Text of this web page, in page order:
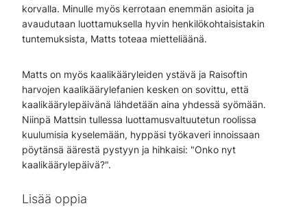
korvalla. Minulle myös kerrotaan enemmän asioita ja
avaudutaan luottamuksella hyvin henkilökohtaisistakin
tuntemuksista, Matts toteaa mietteliäänä.
Matts on myös kaalikääryleiden ystävä ja Raisoftin
harvojen kaalikäärylefanien kesken on sovittu, että
kaalikäärylepäivänä lähdetään aina yhdessä syömään.
Niinpä Mattsin tullessa luottamusvaltuutetun roolissa
kuulumisia kyselemään, hyppäsi työkaveri innoissaan
pöytänsä äärestä pystyyn ja hihkaisi: "Onko nyt
kaalikäärylepäivä?".
Lisää oppia